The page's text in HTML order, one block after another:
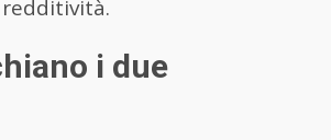
i due